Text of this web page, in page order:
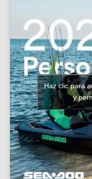
Haz clic para
y